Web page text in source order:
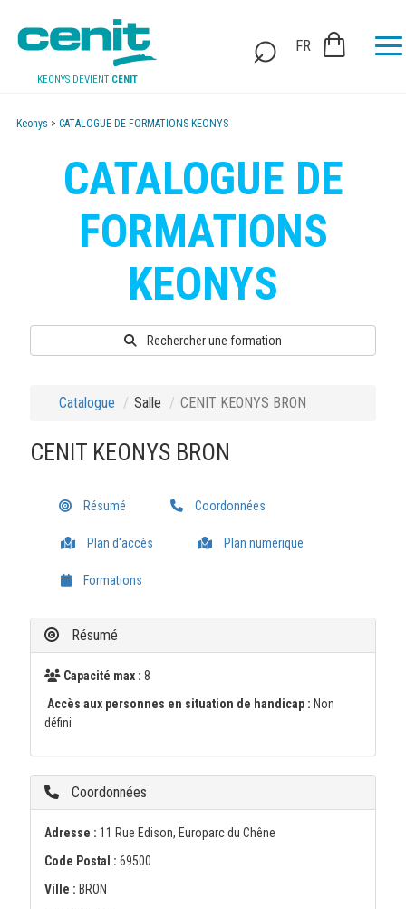
KEONYS DEVIENT CENIT
FR
Keonys > CATALOGUE DE FORMATIONS KEONYS
CATALOGUE DE
FORMATIONS
KEONYS
Rechercher une formation
Catalogue Salle CENIT KEONYS BRON
CENIT KEONYS BRON
Résumé Coordonnées
Plan d'accès Plan numérique
Formations
Résumé
Capacité max : 8
Accès aux personnes en situation de handicap : Non
défini
Coordonnées
Adresse : 11 Rue Edison, Europarc du Chêne
Code Postal : 69500
Ville : BRON